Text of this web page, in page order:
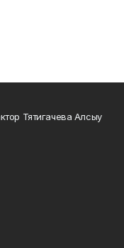
Тятигачева Алсыу